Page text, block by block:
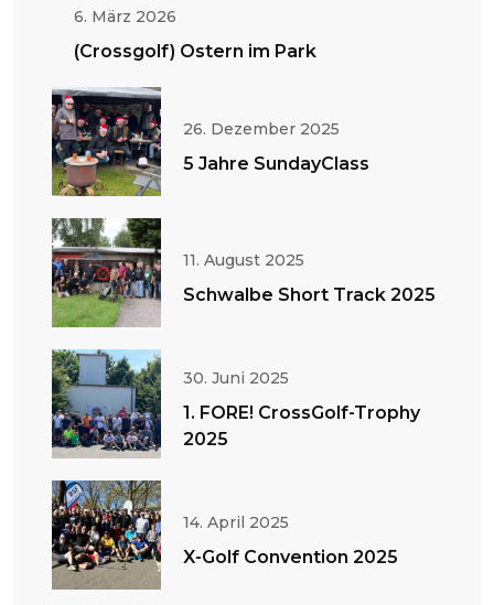
6. März 2026
(Crossgolf) Ostern im Park
26. Dezember 2025
5 Jahre SundayClass
11. August 2025
Schwalbe Short Track 2025
30. Juni 2025
1. FORE! CrossGolf-Trophy
2025
14. April 2025
X-Golf Convention 2025